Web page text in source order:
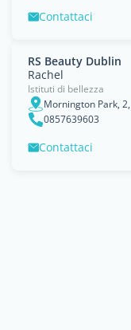
Contattaci
RS Beauty Dublin
Rachel
Istituti di bellezza
Mornington Park,
0857639603
Contattaci